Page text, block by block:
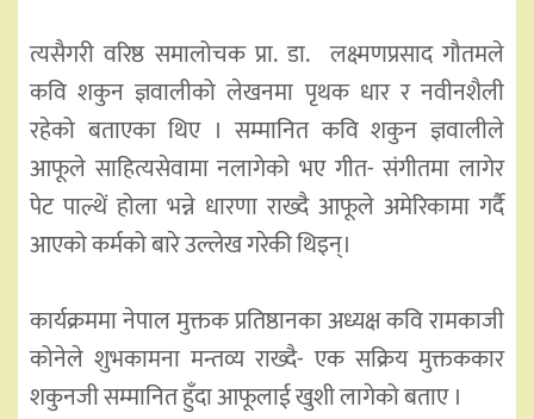
त्यसैगरी वरिष्ठ समालोचक प्रा. डा. लक्ष्मणप्रसाद गौतमले
कवि शकुन ज्ञवालीको लेखनमा पृथक धार र नवीनशैली
रहेको बताएका थिए । सम्मानित कवि शकुन ज्ञवालीले
आफूले साहित्यसेवामा नलागेको भए गीत- संगीतमा लागेर
पेट पाल्थें होला भन्ने धारणा राख्दै आफूले अमेरिकामा गर्दै
आएको कर्मको बारे उल्लेख गरेकी थिइन्।
कार्यक्रममा नेपाल मुक्तक प्रतिष्ठानका अध्यक्ष कवि रामकाजी
कोनेले शुभकामना मन्तव्य राख्दै- एक सक्रिय मुक्तककार
शकुनजी सम्मानित हुँदा आफूलाई खुशी लागेको बताए ।